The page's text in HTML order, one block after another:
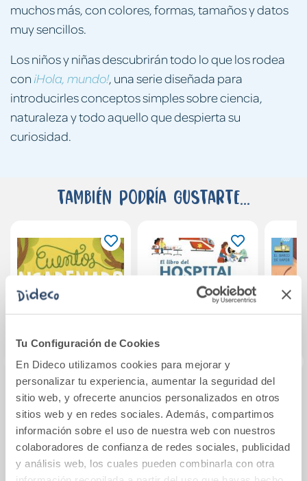
Tu Configuración de Cookies
En Dideco utilizamos cookies para mejorar y
personalizar tu experiencia, aumentar la seguridad del
sitio web, y ofrecerte anuncios personalizados en otros
sitios web y en redes sociales. Además, compartimos
información sobre el uso de nuestra web con nuestros
colaboradores de confianza de redes sociales, publicidad
y análisis web, los cuales pueden combinarla con otra
muchos más, con colores, formas, tamaños y datos
muy sencillos.
Los niños y niñas descubrirán todo lo que los rodea
con ¡Hola, mundo!, una serie diseñada para
introducirles conceptos simples sobre ciencia,
naturaleza y todo aquello que despierta su
curiosidad.
También podría gustarte...
Cuentos
encadenados
19,95€
El libro del hospital
13,95€